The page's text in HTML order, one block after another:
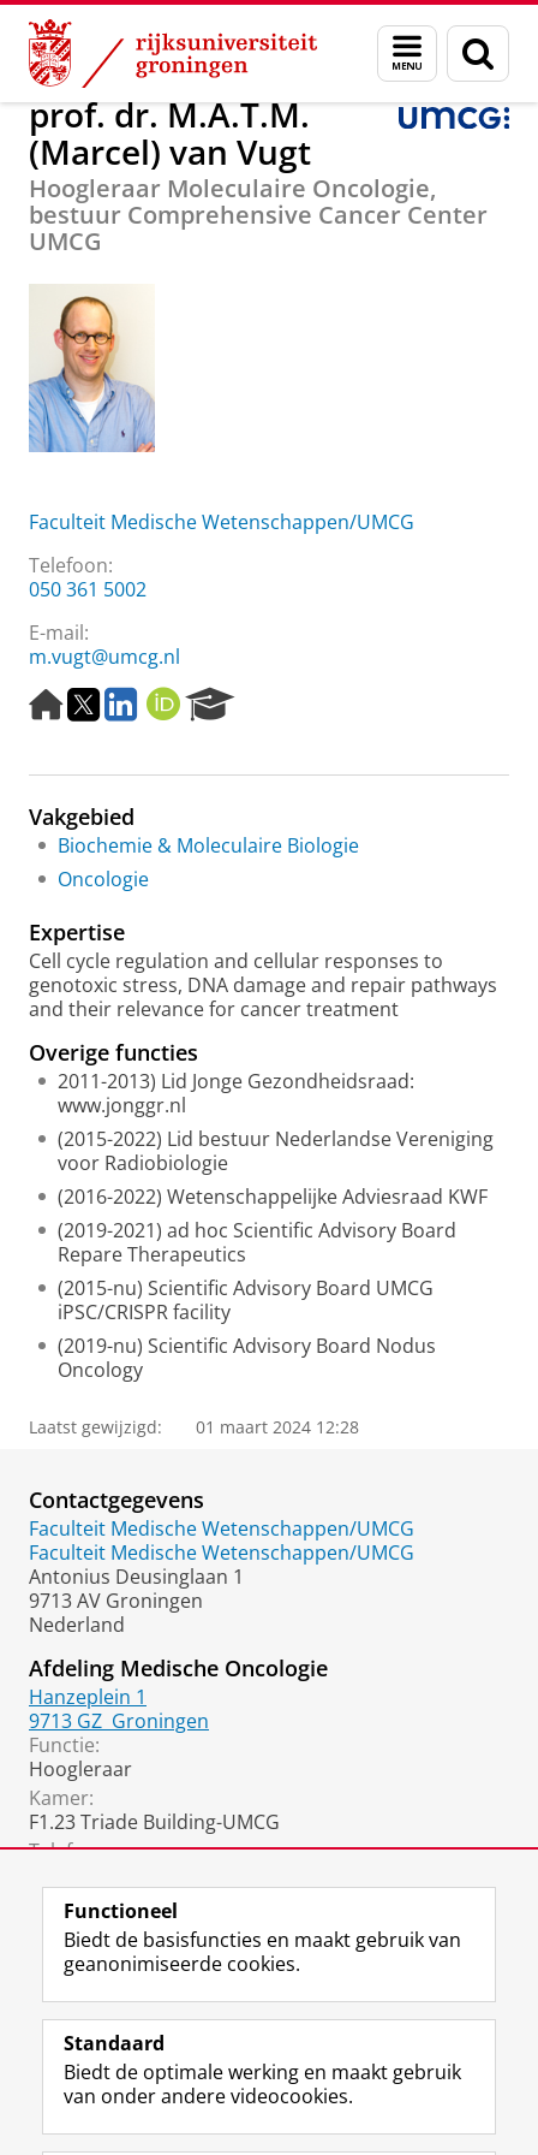
Skip
Content
Skip
Navigation
Menu
en
zoeken
Over ons prof. dr. M.A.T.M. (Marcel) van Vugt
prof. dr. M.A.T.M.
(Marcel) van Vugt
Hoogleraar Moleculaire Oncologie,
bestuur Comprehensive Cancer Center
UMCG
Faculteit Medische Wetenschappen/UMCG
Telefoon:
050 361 5002
E-mail:
m.vugt@umcg.nl
H
o
e
a
g
e
T
w
t
e
r
L
i
k
I
O
R
I
e
c
t
a
Vakgebied
Biochemie & Moleculaire Biologie
Oncologie
Expertise
Cell cycle regulation and cellular responses to
genotoxic stress, DNA damage and repair pathways
and their relevance for cancer treatment
Overige functies
2011-2013) Lid Jonge Gezondheidsraad:
www.jonggr.nl
(2015-2022) Lid bestuur Nederlandse Vereniging
voor Radiobiologie
(2016-2022) Wetenschappelijke Adviesraad KWF
(2019-2021) ad hoc Scientific Advisory Board
Repare Therapeutics
(2015-nu) Scientific Advisory Board UMCG
iPSC/CRISPR facility
(2019-nu) Scientific Advisory Board Nodus
Oncology
Laatst gewijzigd: 01 maart 2024 12:28
Contactgegevens
Faculteit Medische Wetenschappen/UMCG
Faculteit Medische Wetenschappen/UMCG
Antonius Deusinglaan 1
9713 AV Groningen
Nederland
Afdeling Medische Oncologie
Hanzeplein 1
9713 GZ Groningen
Functie:
Hoogleraar
Kamer:
F1.23 Triade Building-UMCG
Telefoon:
Volg de RUG
F
a
e
b
o
L
i
k
e
I
R
S
-
f
e
I
n
t
r
Y
o
T
e
Studiekiezers
Functioneel
Biedt de basisfuncties en maakt gebruik van
geanonimiseerde cookies.
Standaard
Biedt de optimale werking en maakt gebruik
van onder andere videocookies.